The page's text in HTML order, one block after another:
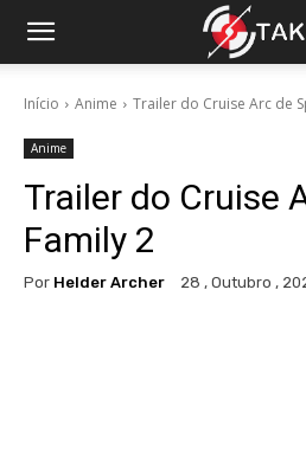
Início Anime Trailer do Cruise Arc de
Anime
Trailer do Cruise
Family 2
Por Helder Archer 28 , Outubro ,